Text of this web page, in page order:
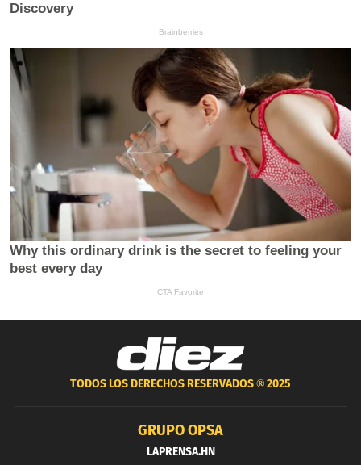
TODOS LOS DERECHOS RESERVADOS ®2025
GRUPO OPSA
LAPRENSA.HN